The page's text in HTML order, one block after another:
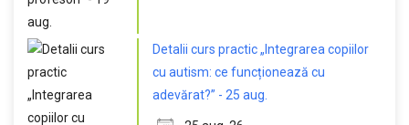
Detalii curs practic „Integrarea copiilor
cu autism: ce funcționează cu
adevărat?” - 25 aug.